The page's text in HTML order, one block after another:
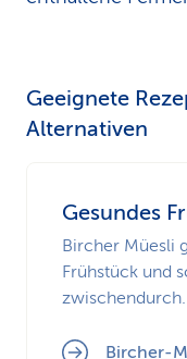
Geeignete
Alternativen
Gesundes
Bircher Müesli
Frühstück und
zwischendurch.
Bircher-